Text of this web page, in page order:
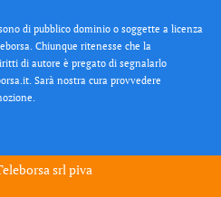
di pubblico dominio o soggette a licenza
Chiunque ritenesse che la
di autore è pregato di segnalarlo
Sarà nostra cura provvedere
srlpiva